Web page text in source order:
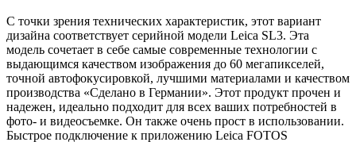
С точки зрения технических характеристик, этот вариант
дизайна соответствует серийной модели Leica SL3. Эта
модель сочетает в себе самые современные технологии с
выдающимся качеством изображения до 60 мегапикселей,
точной автофокусировкой, лучшими материалами и качеством
производства «Сделано в Германии». Этот продукт прочен и
надежен, идеально подходит для всех ваших потребностей в
фото- и видеосъемке. Он также очень прост в использовании.
Быстрое подключение к приложению Leica FOTOS